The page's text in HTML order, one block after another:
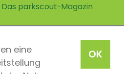
OK
eine
parkscout-Magazin